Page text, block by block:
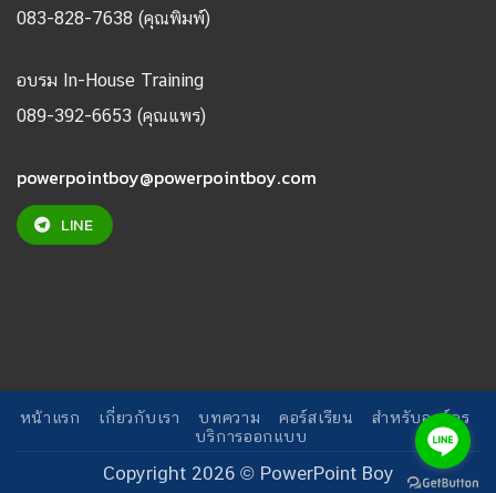
083-828-7638 (คุณพิมพ์)
อบรม In-House Training
089-392-6653 (คุณแพร)
powerpointboy@powerpointboy.com
LINE
หน้าแรก เกี่ยวกับเรา บทความ คอร์สเรียน
สำหรับองค์กร
บริการออกแบบ
Copyright 2026 © PowerPoint Boy